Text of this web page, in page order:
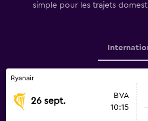
simple pour les trajets
Ryanair
26 sept.
BVA
10:15